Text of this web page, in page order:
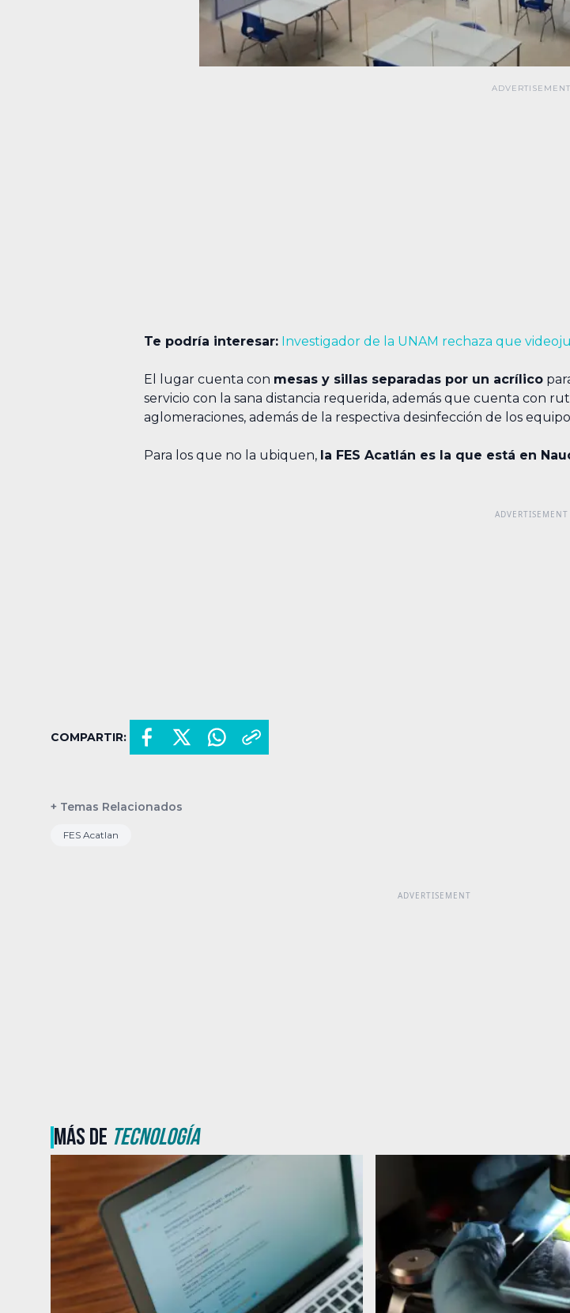
Te podría interesar: Investigador de la UNAM rechaza que
El lugar cuenta con mesas y sillas separadas por un acrílico
servicio con la sana distancia requerida, además que cuenta con
aglomeraciones, además de la respectiva desinfección de los
Para los que no la ubiquen, la FES Acatlán es la que está en
COMPARTIR:
+ Temas Relacionados
FES Acatlan
MÁS DE TECNOLOGÍA